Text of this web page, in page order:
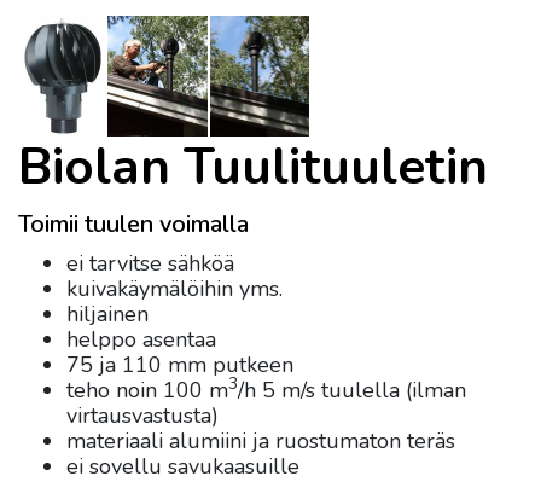
Biolan Tuulituuletin
Toimii tuulen voimalla
ei tarvitse sähköä
kuivakäymälöihin yms.
hiljainen
helppo asentaa
75 ja 110 mm putkeen
teho noin 100 m3/h 5 m/s tuulella (ilman
virtausvastusta)
materiaali alumiini ja ruostumaton teräs
ei sovellu savukaasuille